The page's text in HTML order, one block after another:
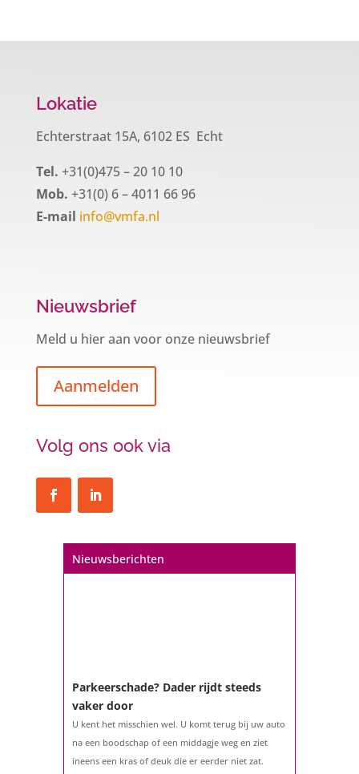
Lokatie
Echterstraat 15A, 6102 ES Echt
Tel. +31(0)475 – 20 10 10
Mob. +31(0) 6 – 4011 66 96
E-mail info@vmfa.nl
Nieuwsbrief
Meld u hier aan voor onze nieuwsbrief
Aanmelden
Volg ons ook via
Nieuwsberichten
Parkeerschade? Dader rijdt steeds
vaker door
U kent het misschien wel. U komt terug bij uw auto
na een boodschap of een middagje weg en ziet
ineens een kras of deuk die er eerder niet zat.